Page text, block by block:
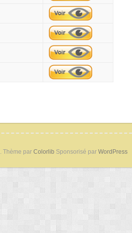
. Thème par Colorlib Sponsorisé par WordPress